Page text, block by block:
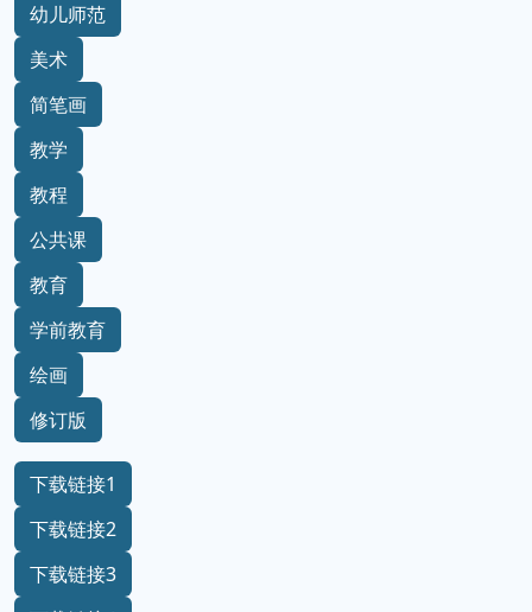
幼儿师范
美术
简笔画
教学
教程
公共课
教育
学前教育
绘画
修订版
下载链接1
下载链接2
下载链接3